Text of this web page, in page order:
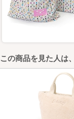
この商品を見た人は